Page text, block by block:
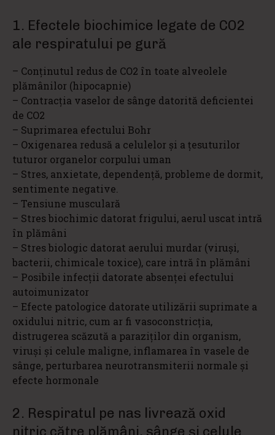
1. Efectele biochimice legate de CO2
ale respiratului pe gură
– Conţinutul redus de CO2 în toate alveolele
plămânilor (hipocapnie)
– Contracţia vaselor de sânge datorită deficientei
de CO2
– Suprimarea efectului Bohr
– Oxigenarea redusă a celulelor şi a ţesuturilor
tuturor organelor corpului uman
– Stres, anxietate, dependență, probleme de dormit,
sentimente negative.
– Tensiune musculară
– Stres biochimic datorat frigului, aerul uscat intră
în plămâni
– Stres biologic datorat aerului murdar (viruşi,
bacterii, chimicale toxice), care intră în plămâni
– Posibile infecţii datorate absenţei efectului
autoimunizator
– Efecte patologice datorate utilizării suprimate a
oxidului nitric, cum ar fi vasoconstricţia,
distrugerea scăzută a paraziţilor din organism,
viruşi şi celule maligne, inflamarea în vasele de
sânge, perturbarea neurotransmiterii normale şi
efecte hormonale
2. Respiratul pe nas livrează oxid